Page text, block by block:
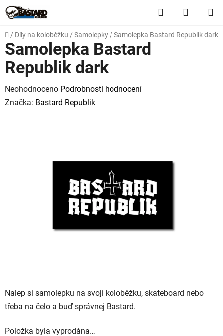
Přejít
na
obsah
Hledat
KOŠÍK
Domů
/ Díly na koloběžku / Samolepky / Samolepka Bastard Republik dark
Nalep si samolepku na svoji koloběžku, skateboard nebo
třeba na čelo a buď správnej Bastard.
Položka byla vyprodána…
Samolepka Bastard
Republik dark
Průměrné
hodnocení
Neohodnoceno Podrobnosti hodnocení
Značka: Bastard Republik